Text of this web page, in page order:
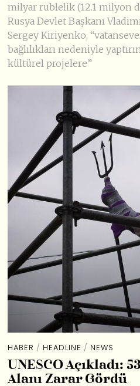
milyar rublelik (12.1 milyon
Rusya Devlet Başkanı
Sergey Kiriyenko,
bağlılıkları nedeniyle
kültürel projelere”
HABER / HEADLINE / NEWS
UNESCO Açıkladı:
Alanı Zarar Gördü